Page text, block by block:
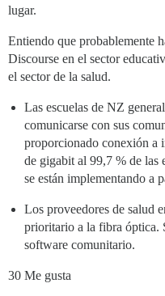
lugar.
Entiendo que probablemente
Discourse en el sector
el sector de la salud.
Las escuelas de NZ
comunicarse con sus
proporcionado conexión a
de gigabit al 99,7 % de las
se están implementando a
Los proveedores de salud
prioritario a la fibra óptica.
software comunitario.
30 Me gusta